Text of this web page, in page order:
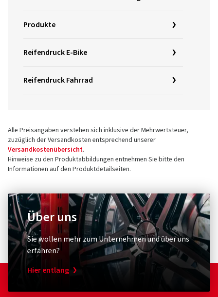
Produkte
Reifendruck E-Bike
Reifendruck Fahrrad
Alle Preisangaben verstehen sich inklusive der Mehrwertsteuer,
zuzüglich der Versandkosten entsprechend unserer
Versandkostenübersicht.
Hinweise zu den Produktabbildungen entnehmen Sie bitte den
Informationen auf den Produktdetailseiten.
Über uns
Sie wollen mehr zum Unternehmen und über uns
erfahren?
Hier entlang